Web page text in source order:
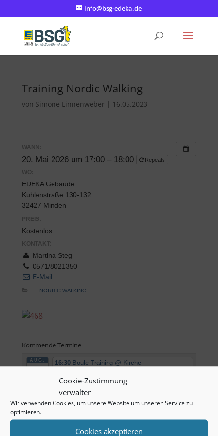
Cookie-Zustimmung
verwalten
Wir verwenden Cookies, um unsere Website um unseren Service zu
optimieren.
Cookies akzeptieren
info@bsg-edeka.de
Training Nordic Walking
von Simone Linnenweber | 16.05.2023
WANN:
20. Mai 2026 um 17:00 – 18:00 Repeats
WO:
EDEKA Gebäude
Kuhlenstraße 130-132
32427 Minden
PREIS:
Kostenlos
KONTAKT:
Martina Steg
0571/8021350
E-Mail
NORDIC WALKING
Kommende Termine
AUG.
10
16:30 Boule Training @ Kirche
Tischtennis Training
Minden
Minden